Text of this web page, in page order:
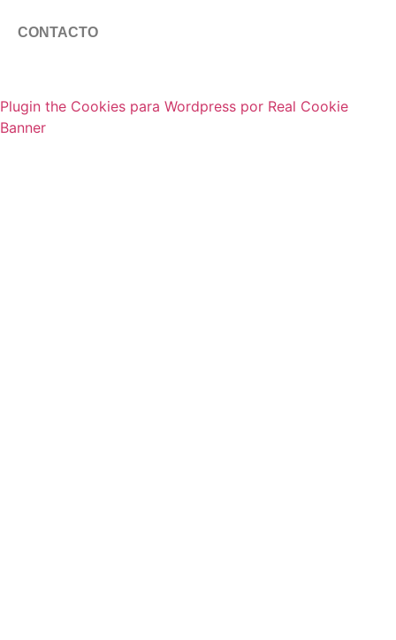
CONTACTO
Plugin the Cookies para Wordpress por Real Cookie
Banner